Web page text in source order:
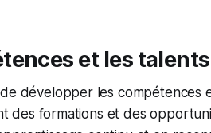
et les talents
développer les compétences
des formations et des